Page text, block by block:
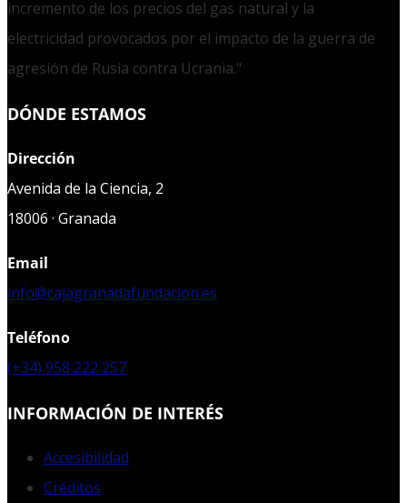
incremento de los precios del gas natural y la
electricidad provocados por el impacto de la guerra de
agresión de Rusia contra Ucrania."
DÓNDE ESTAMOS
Dirección
Avenida de la Ciencia, 2
18006 · Granada
Email
info@cajagranadafundacion.es
Teléfono
(+34) 958 222 257
INFORMACIÓN DE INTERÉS
Accesibilidad
Créditos